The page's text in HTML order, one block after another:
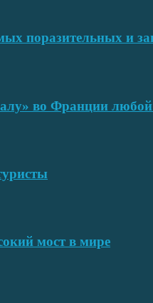
поразительных и
во Франции любой
мост в мире